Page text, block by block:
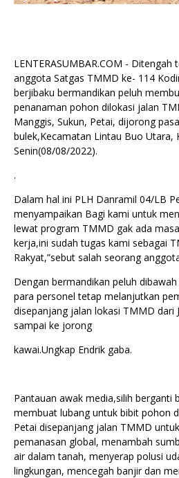
LENTERASUMBAR.COM -
anggota Satgas TMMD ke- 114
berjibaku bermandikan peluh
penanaman pohon dilokasi jalan
Manggis, Sukun, Petai, dijorong
bulek,Kecamatan Lintau Buo Utara,
Senin(08/08/2022).
.
Dalam hal ini PLH Danramil 04/LB
menyampaikan Bagi kami untuk
lewat program TMMD gak ada
kerja,ini sudah tugas kami sebagai
Rakyat,”sebut salah seorang
Dengan bermandikan peluh
para personel tetap melanjutkan
disepanjang jalan lokasi TMMD dari
sampai ke jorong
kawai.Ungkap Endrik gaba.
Pantauan awak media,silih berganti
membuat lubang untuk bibit pohon
Petai disepanjang jalan TMMD
pemanasan global, menambah
air dalam tanah, menyerap polusi
lingkungan, mencegah banjir dan